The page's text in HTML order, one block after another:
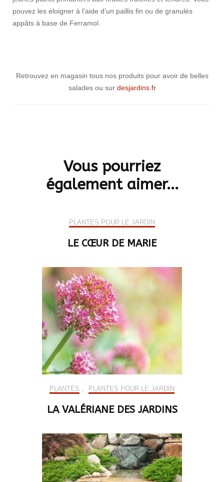
pouvez les éloigner à l’aide d’un paillis fin ou de granulés
appâts à base de Ferramol.
Retrouvez en magasin tous nos produits pour avoir de belles
salades ou sur desjardins.fr
Vous pourriez
également aimer...
PLANTES POUR LE JARDIN
LE CŒUR DE MARIE
PLANTES PLANTES POUR LE JARDIN
LA VALÉRIANE DES JARDINS